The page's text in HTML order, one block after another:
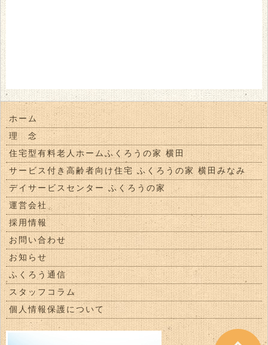
／何が出たのー？？？＼
ホーム
理 念
住宅型有料老人ホームふくろうの家 横田
サービス付き高齢者向け住宅 ふくろうの家 横田みなみ
デイサービスセンター ふくろうの家
運営会社
採用情報
お問い合わせ
お知らせ
ふくろう通信
スタッフコラム
個人情報保護について